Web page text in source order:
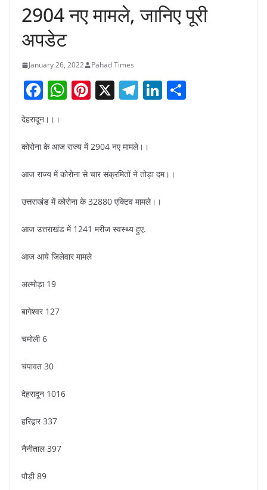
2904 नए मामले, जानिए पूरी
अपडेट
January 26, 2022 Pahad Times
F
c
e
b
o
o
k
W
s
A
p
p
Pi
e
st
X T
gr
a
m
Li
dI
n
देहरादून।।।
कोरोना के आज राज्य में 2904 नए मामले।।
आज राज्य में कोरोना से चार संक्रमितों ने तोड़ा दम।।
उत्तराखंड में कोरोना के 32880 एक्टिव मामले।।
आज उत्तराखंड में 1241 मरीज स्वस्थ्य हुए.
आज आये जिलेवार मामले
अल्मोड़ा 19
बागेश्वर 127
चमोली 6
चंपावत 30
देहरादून 1016
हरिद्वार 337
नैनीताल 397
पौड़ी 89